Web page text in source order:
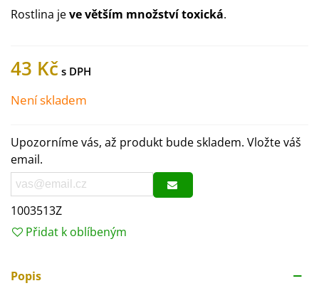
Rostlina jeve větším množství toxická.
43 Kč
Není skladem
Upozorníme vás, až produkt bude skladem. Vložte váš
email.
1003513Z
Přidat k oblíbeným
Popis